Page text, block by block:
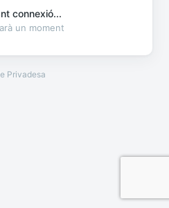
connexió...
un moment
Privadesa